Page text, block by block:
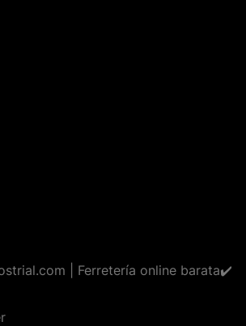
| Ferretería online barata✔️